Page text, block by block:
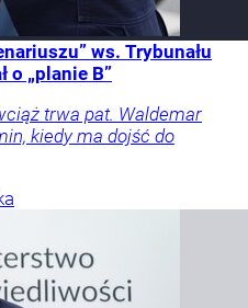
ws. Trybunału
o „planie B”
trwa pat. Waldemar
kiedy ma dojść do